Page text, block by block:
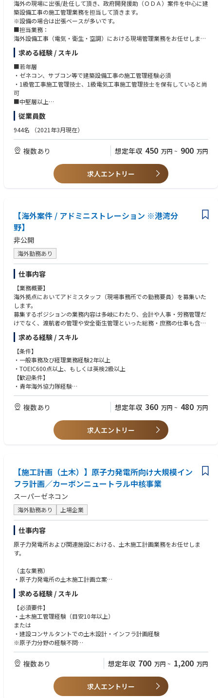
高度な
条件折衝・プロジェクト管理を担います。
■フェーズ2：現地組織のマネジメントと社内システムの「実装・稼働」
すでに大枠が構築されている社内のワークフローや各種管理フォーマット
を、現地の
ローカル社員（平均年齢25歳）へ浸透させ、組織として自走できる状態へ
と導いて
いただきます。また、現在運用段階にある「原価管理データ」の分析・活
用など、
実務を通じた業務プロセスの改善も牽引していただきます。
■フェーズ3：現地法人の経営管理・事業計画の策定
代表のサポートのもと、現地の事業計画（数値目標・予算）の策定や、事
業拡大を
見据えた人員計画・採用（人事権の行使）など、現地法人の経営の核とな
る業務へと
役割をシフトしていきます。
※技術的な実務に関しては、日本での技能実習経験を持つ優秀なローカル
※入社後は、1月〜4月の最もビジネスが活発になるドライシーズンに向
け、
現代表と並走しながらスムーズに業務を引き継ぐスケジュールをご用意し
ています。
海外の現場に出張/赴任して頂き、政府開発援助（ＯＤＡ）案件を中心に建
築設備工事の施工管理業務を担当して頂きます。
※設備の場合は出張ベースが多いです。
■担当業務：
海外設備工事（電気・衛生・空調）における現場管理業務をお任せしま
す。海外ＯＤＡ等工事の現場施工管理担当として、工程や品質、出来形、
安全管理の業務や原価管理等の業務にあたっていただきます。（対象施設
(例)：学校、病院、空港等）
■海外赴任について：
◇赴任先：アフリカ、アジア・太平洋等
◇赴任期間：工事受注後、国内で1～2ヵ月発注業務を行い、赴任となりま
す。基本的に短期赴任１~２か月ベースですが、長期赴任の場合は1年半～
回していきます。プロジェクト終了後は、一旦海外支店(東京)に戻って頂
いたのち、次の海外プロジェクトに移って頂きます。
◇現地での過ごし方：宿舎において、現地の日本人スタッフと共同生活を
行うこととなります。朝晩の食事も一緒に過ごすため、協調性のある方が
歓迎されます。休日は、インターネットや現地のケーブルテレビを鑑賞、
求める経験 / スキル
■若年層
・ゼネコン、サブコン等で建築設備工事の施工管理経験必須
・1級管工事施工管理技士、1級電気工事施工管理技士を保有していると尚
可
■中堅層以上
・ゼネコン、サブコン等で建築設備工事の施工管理経験：7年以上
・1級管工事施工管理技士、1級電気工事施工管理技士の何れかの保有は必
須
従業員数
944名 （2021年3月現在）
複数あり 想定年収 450 万円 ~ 900 万円
求人エントリー
【海外案件 / アドミニストレーション ※港湾分
野】
非公開
海外勤務あり
仕事内容
【業務概要】
海外拠点においてアドミスタッフ（現場事務所での勤務要員）を募集いた
します。
募集するポジションの業務内容は多岐にわたり、会計や⼈事・労務管理だ
けでなく、渡航者の管理や安全衛⽣管理といった総務・庶務の仕事も含ま
れます。幅広い知識と経験だけでなく、社内ルールや事務⼿続きに関する
知識も必要となりますので、経験に応じて事前の研修期間(数週間～1か月
前後)を検討します。海外大型案件のバックサポート担当として勤務したい
方からの募集をお待ちしております。
<対象案件>
海外港湾、海岸案件
<想定国>
東南アジア（カンボジア、フィリピン、インドネシア）、南アジア（バン
グラデシュ、モルディブ）、アフリカ（ケニア、セネガル）
今後、上記以外の国でプロジェクトが始まる可能性もあります。
て回るイメージです。
東京本社でプロジェクトを支援する期間がある可能性もあり。
<拠点人数>
案件によりますが、以下が一般的な数となります。
日本人20名＋ローカルスタッフ20名 ※うちローカルスタッフのアドミス
タッフは5名前後
<契約期間>
1年更新の有期雇用。3年以上契約を延長いただく可能性もあります。
【補足】
＜建設コンサルタントとは＞
下水道などの計画・調査・設計など国や自治体に対し技術コンサルティン
グを行う企業です。公共工事において、設計・施工分離の原則があり、設
計者と施工者は分離されており、設計を行うが建設コンサルタント、施工
を行うのがゼネコンになります
求める経験 / スキル
【条件】
・一般事務及び経理業務経験2年以上
・TOEIC600点以上、もしくは英検2級以上
【歓迎条件】
・青年海外協力隊経験
・英文契約書（各種調達、賃貸等）の作成・運用の経験
複数あり 想定年収 360 万円 ~ 480 万円
求人エントリー
【施工計画（土木）】原子力発電所向け大規模イン
フラ計画／カーボンニュートラル中核事業
スーパーゼネコン
海外勤務あり 上場企業
仕事内容
原子力発電所および関連施設における、土木施工計画業務をお任せしま
す。
（主な業務）
・原子力発電所の土木施工計画立案
・施工方法の検討
・人員配置計画
・機材選定
・大規模インフラ工事の施工計画業務
※実際の施工管理は支店の施工管理者が担当します
※必要に応じて現地支援や短期間の現場対応の可能性があります
■配属組織
原子力本部 プロジェクト部（土木チーム）
原子力本部全体：約100名
プロジェクト部：12〜13名（2チーム構成：建築／土木）
求める経験 / スキル
【必須要件】
・土木施工管理経験（目安10年以上）
または
・建設コンサルタントでの土木設計・インフラ計画経験
※原子力分野の経験不問
※都市部ではなく、山間部・郊外等の大規模土木案件経験を重視
【尚可要件】
・原子力施設の案件を扱うゼネコンでの施工経験
・数値解析、地盤・耐震関連の知見
複数あり 想定年収 700 万円 ~ 1,200 万円
求人エントリー